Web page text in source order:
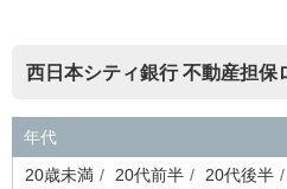
西日本シティ銀行 不動産担保
年代
20歳未満
20代前半 20代後半